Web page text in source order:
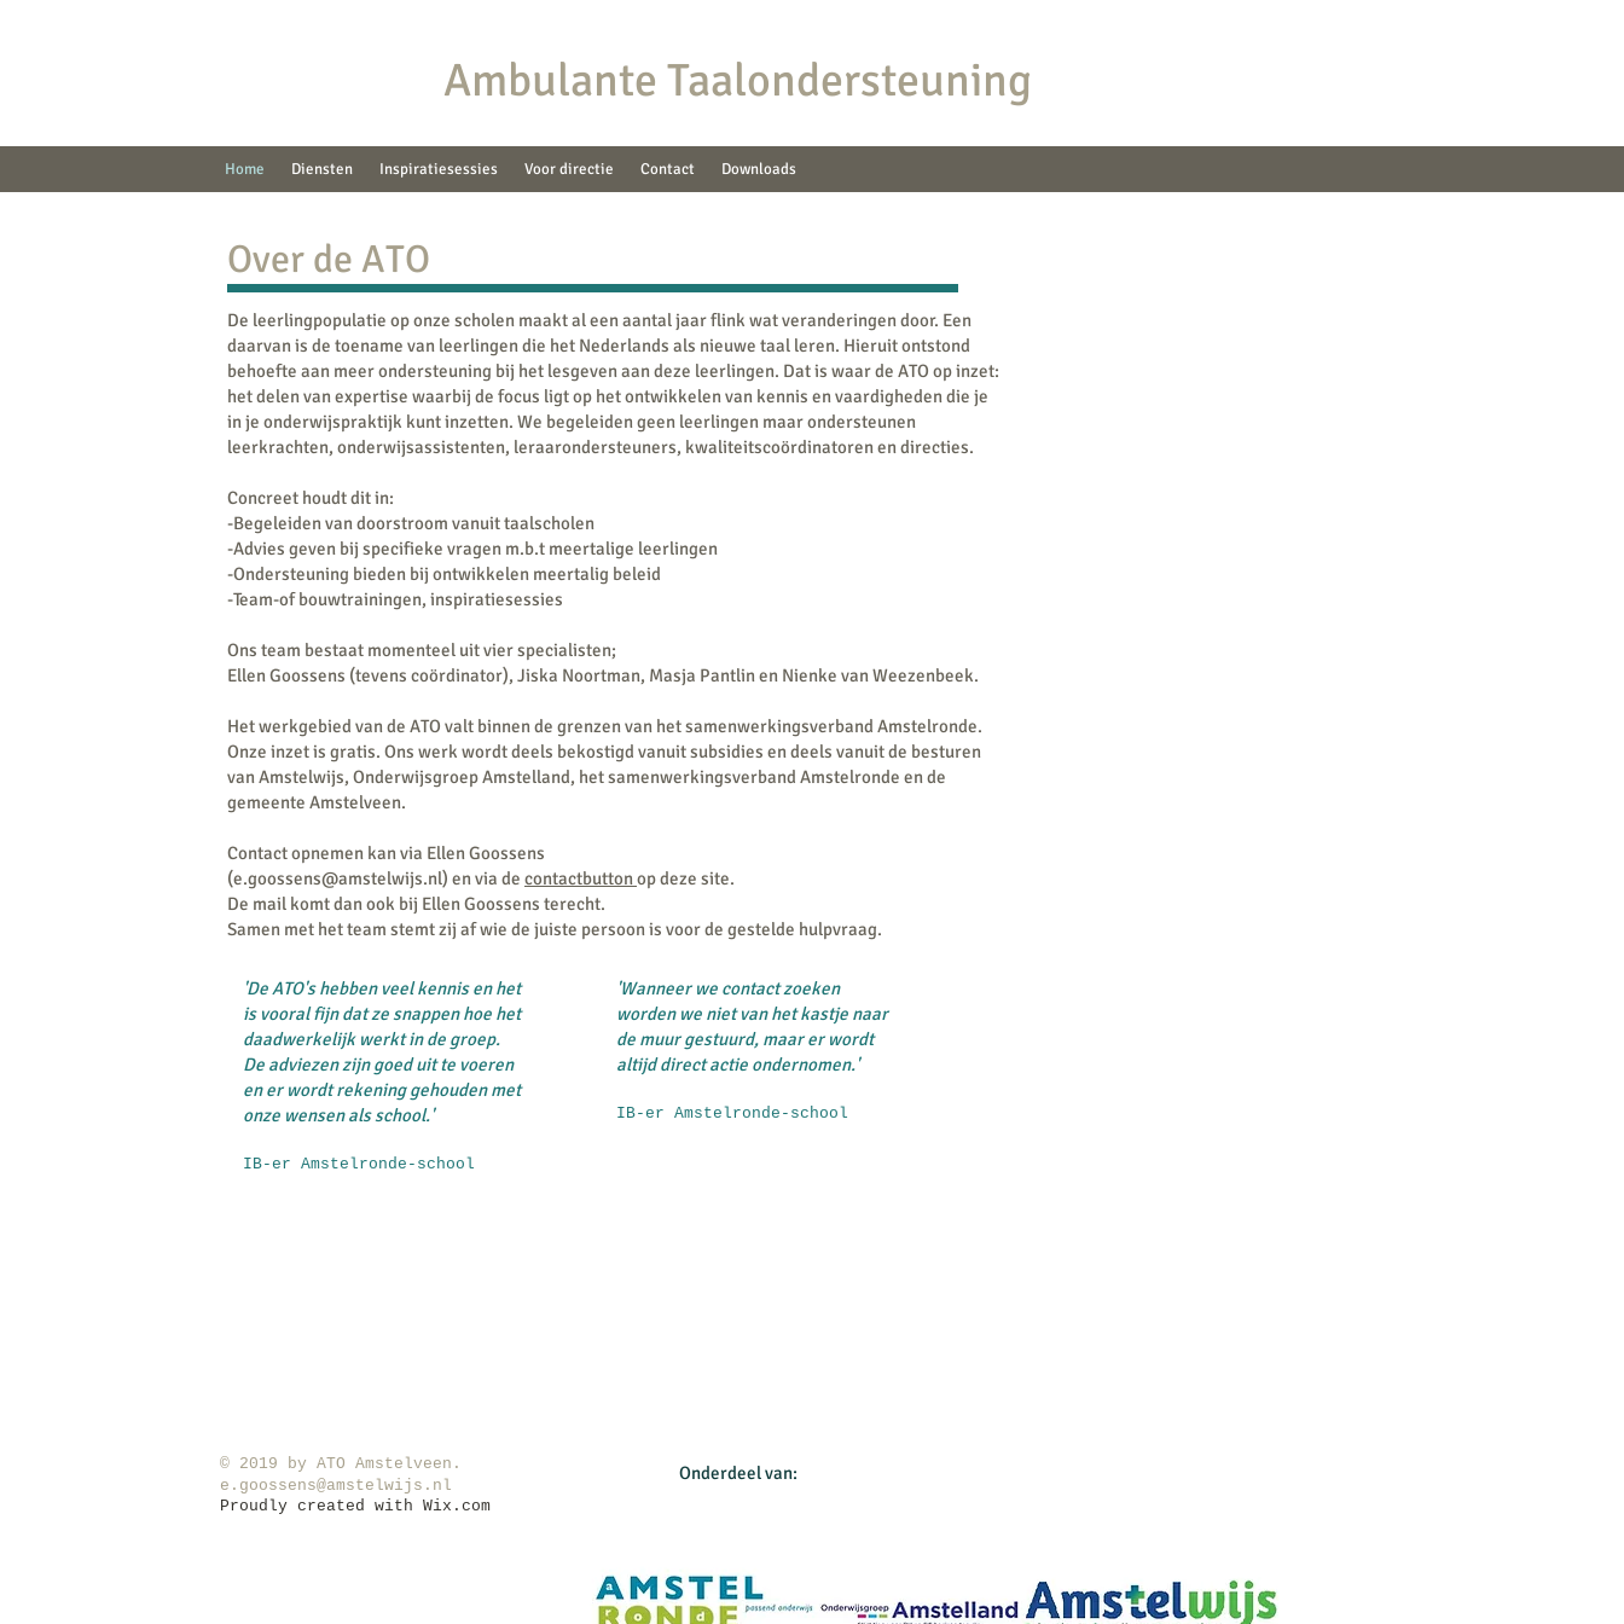
Ambulante Taalondersteuning
Home Diensten Inspiratiesessies Voor directie Contact Downloads
Over de ATO
De leerlingpopulatie op onze scholen maakt al een aantal jaar flink wat veranderingen door. Een
daarvan is de toename van leerlingen die het Nederlands als nieuwe taal leren. Hieruit ontstond
behoefte aan meer ondersteuning bij het lesgeven aan deze leerlingen. Dat is waar de ATO op inzet:
het delen van expertise waarbij de focus ligt op het ontwikkelen van kennis en vaardigheden die je
in je onderwijspraktijk kunt inzetten. We begeleiden geen leerlingen maar ondersteunen
leerkrachten, onderwijsassistenten, leraarondersteuners, kwaliteitscoördinatoren en directies.
​Concreet houdt dit in:
-Begeleiden van doorstroom vanuit taalscholen
-Advies geven bij specifieke vragen m.b.t meertalige leerlingen
-Ondersteuning bieden bij ontwikkelen meertalig beleid
-Team-of bouwtrainingen, inspiratiesessies
Ons team bestaat momenteel uit vier specialisten;
Ellen Goossens (tevens coördinator), Jiska Noortman, Masja Pantlin en Nienke van Weezenbeek.
Het werkgebied van de ATO valt binnen de grenzen van het samenwerkingsverband Amstelronde.
Onze inzet is gratis. Ons werk wordt deels bekostigd vanuit subsidies en deels vanuit de besturen
van Amstelwijs, Onderwijsgroep Amstelland, het samenwerkingsverband Amstelronde en de
gemeente Amstelveen.
Contact opnemen kan via Ellen Goossens
(e.goossens@amstelwijs.nl) en via de contactbuttonop deze site.
De mail komt dan ook bij Ellen Goossens terecht.
Samen met het team stemt zij af wie de juiste persoon is voor de gestelde hulpvraag.
'Wanneer we contact zoeken
worden we niet van het kastje naar
de muur gestuurd, maar er wordt
altijd direct actie ondernomen.'
IB-er Amstelronde-school
'De ATO's hebben veel kennis en het
is vooral fijn dat ze snappen hoe het
daadwerkelijk werkt in de groep.
De adviezen zijn goed uit te voeren
en er wordt rekening gehouden met
onze wensen als school.'
IB-er Amstelronde-school
​© 2019 by ATO Amstelveen.
e.goossens@amstelwijs.nl
Proudly created with Wix.com
Onderdeel van: